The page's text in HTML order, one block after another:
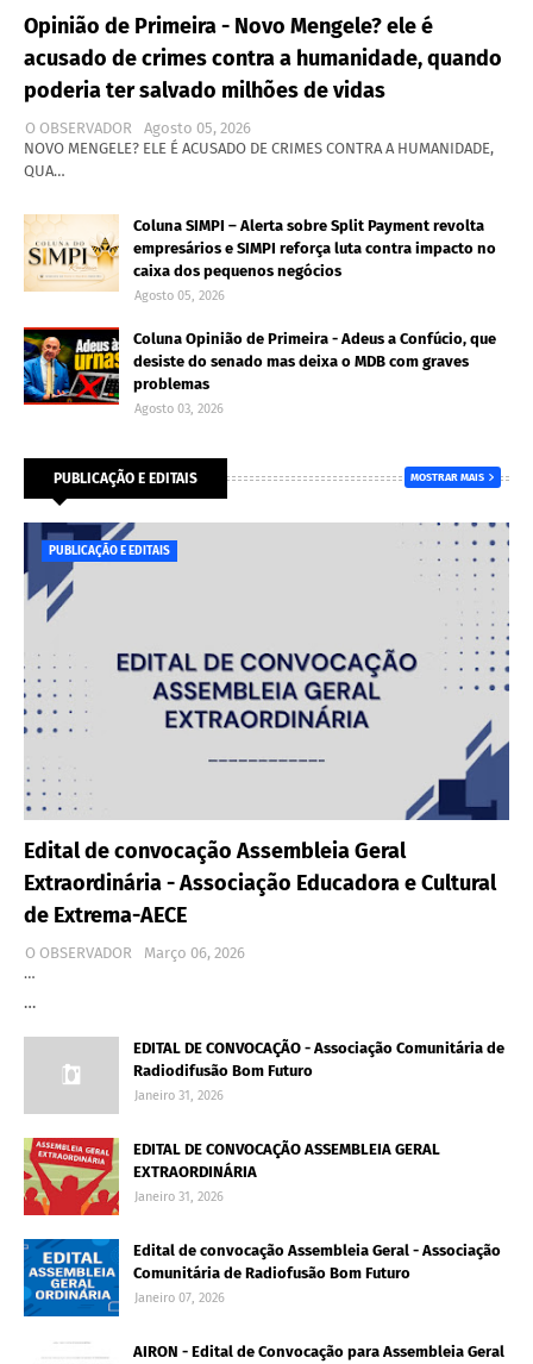
Opinião de Primeira - Novo Mengele? ele é
acusado de crimes contra a humanidade, quando
poderia ter salvado milhões de vidas
O OBSERVADOR
Agosto 05, 2026
NOVO MENGELE? ELE É ACUSADO DE CRIMES CONTRA A HUMANIDADE,
QUA…
Coluna SIMPI – Alerta sobre Split Payment revolta
empresários e SIMPI reforça luta contra impacto no
caixa dos pequenos negócios
Agosto 05, 2026
Coluna Opinião de Primeira - Adeus a Confúcio, que
desiste do senado mas deixa o MDB com graves
problemas
Agosto 03, 2026
PUBLICAÇÃO E EDITAIS MOSTRAR MAIS
PUBLICAÇÃO E EDITAIS
Edital de convocação Assembleia Geral
Extraordinária - Associação Educadora e Cultural
de Extrema-AECE
O OBSERVADOR
Março 06, 2026
…
…
EDITAL DE CONVOCAÇÃO - Associação Comunitária de
Radiodifusão Bom Futuro
Janeiro 31, 2026
EDITAL DE CONVOCAÇÃO ASSEMBLEIA GERAL
EXTRAORDINÁRIA
Janeiro 31, 2026
Edital de convocação Assembleia Geral - Associação
Comunitária de Radiofusão Bom Futuro
Janeiro 07, 2026
AIRON - Edital de Convocação para Assembleia Geral